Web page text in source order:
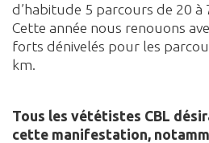
d’habitude 5 parcours de 20 à
Cette année nous renouons
forts dénivelés pour les
km.
Tous les vététistes CBL
cette manifestation,